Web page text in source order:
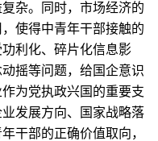
杂。同时，市场经济的
使得中青年干部接触的
利化、碎片化信息影
摇等问题，给国企意识
为党执政兴国的重要支
发展方向、国家战略落
干部的正确价值取向，